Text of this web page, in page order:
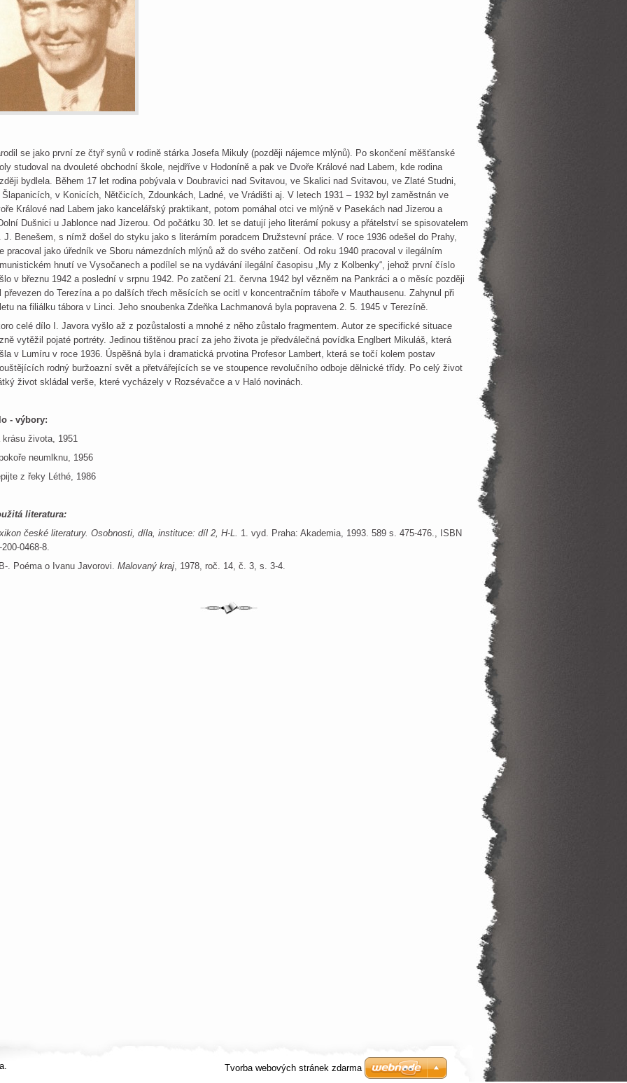
se jako první ze čtyř synů v rodině stárka Josefa Mikuly (později nájemce mlýnů). Po skončení měšťanské
studoval na dvouleté obchodní škole, nejdříve v Hodoníně a pak ve Dvoře Králové nad Labem, kde rodina
bydlela. Během 17 let rodina pobývala v Doubravici nad Svitavou, ve Skalici nad Svitavou, ve Zlaté Studni,
Šlapanicích, v Konicích, Nětčicích, Zdounkách, Ladné, ve Vrádišti aj. V letech 1931 – 1932 byl zaměstnán ve
Králové nad Labem jako kancelářský praktikant, potom pomáhal otci ve mlýně v Pasekách nad Jizerou a
Dušnici u Jablonce nad Jizerou. Od počátku 30. let se datují jeho literární pokusy a přátelství se spisovatelem
J. Benešem, s nímž došel do styku jako s literárním poradcem Družstevní práce. V roce 1936 odešel do Prahy,
pracoval jako úředník ve Sboru námezdních mlýnů až do svého zatčení. Od roku 1940 pracoval v ilegálním
hnutí ve Vysočanech a podílel se na vydávání ilegální časopisu „My z Kolbenky“, jehož první číslo
v březnu 1942 a poslední v srpnu 1942. Po zatčení 21. června 1942 byl vězněm na Pankráci a o měsíc později
převezen do Terezína a po dalších třech měsících se ocitl v koncentračním táboře v Mauthausenu. Zahynul při
na filiálku tábora v Linci. Jeho snoubenka Zdeňka Lachmanová byla popravena 2. 5. 1945 v Terezíně.
celé dílo I. Javora vyšlo až z pozůstalosti a mnohé z něho zůstalo fragmentem. Autor ze specifické situace
vytěžil pojaté portréty. Jedinou tištěnou prací za jeho života je předválečná povídka Englbert Mikuláš, která
v Lumíru v roce 1936. Úspěšná byla i dramatická prvotina Profesor Lambert, která se točí kolem postav
rodný buržoazní svět a přetvářejících se ve stoupence revolučního odboje dělnické třídy. Po celý život
život skládal verše, které vycházely v Rozsévačce a v Haló novinách.
- výbory:
krásu života, 1951
neumlknu, 1956
z řeky Léthé, 1986
literatura:
české literatury. Osobnosti, díla, instituce: díl 2, H-L. 1. vyd. Praha: Akademia, 1993. 589 s. 475-476., ISBN
200-0468-8.
. Poéma o Ivanu Javorovi. Malovaný kraj, 1978, roč. 14, č. 3, s. 3-4.
Tvorba webových stránek zdarma